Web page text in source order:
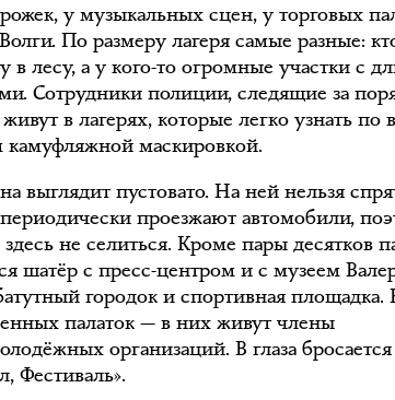
у музыкальных сцен, у торговых
По размеру лагеря самые разные:
в лесу, а у кого-то огромные участки с
Сотрудники полиции, следящие за
в лагерях, которые легко узнать по
маскировкой.
выглядит пустовато. На ней нельзя
проезжают автомобили,
не селиться. Кроме пары десятков
шатёр с пресс-центром и с музеем
городок и спортивная площадка.
палаток — в них живут члены
организаций. В глаза
Фестиваль».